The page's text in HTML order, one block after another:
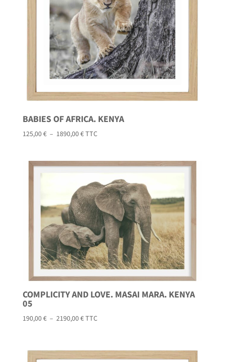
BABIES OF AFRICA. KENYA
125,00€ – 1890,00€Plage
125,00 €
1890,00 €
TTC
COMPLICITY AND LOVE. MASAI MARA. KENYA
05
190,00€ – 2190,00€Plage
190,00 €
TTC